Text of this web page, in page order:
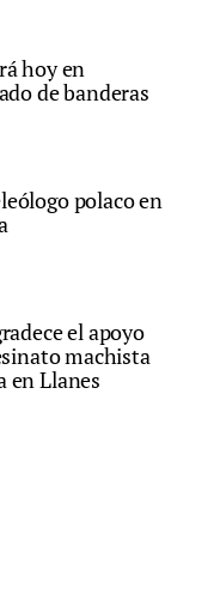
hoy en
de banderas
polaco en
el apoyo
machista
en Llanes